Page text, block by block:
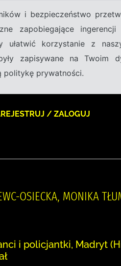
i bezpieczeństwo
zapobiegające
ułatwić korzystanie z
zapisywane na Twoim
politykę prywatności.
/ ZALOGUJ
OSIECKA, MONIKA
i policjantki, Madryt